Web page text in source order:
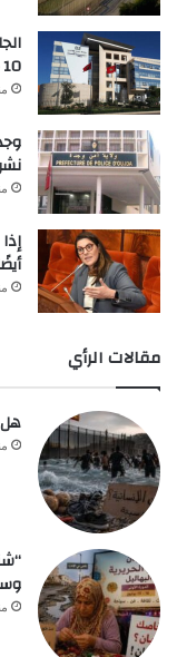
10 جامعات في إفريقيا
مقالات الرأي
هل
منذ